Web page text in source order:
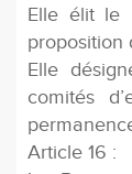
Elle élit le
proposition
Elle
comités
Article 16 :